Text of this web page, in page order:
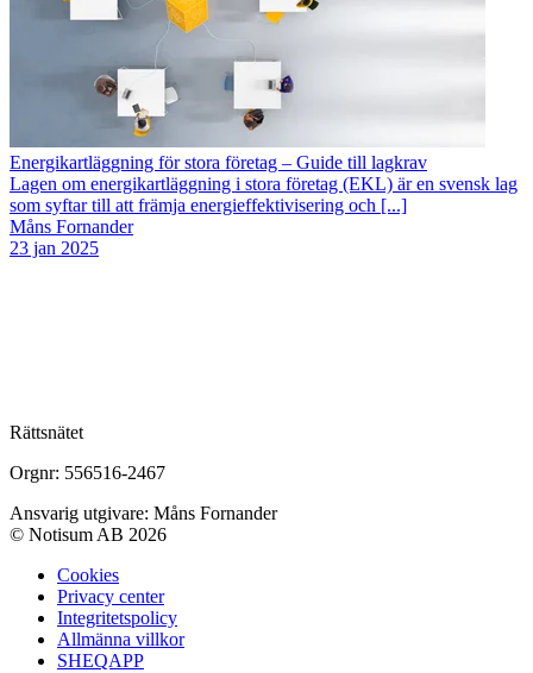
Energikartläggning för stora företag – Guide till lagkrav
Lagen om energikartläggning i stora företag (EKL) är en svensk lag
som syftar till att främja energieffektivisering och [...]
Måns Fornander
23 jan 2025
Rättsnätet
Orgnr: 556516-2467
Ansvarig utgivare: Måns Fornander
© Notisum AB 2026
Cookies
Privacy center
Integritetspolicy
Allmänna villkor
SHEQAPP